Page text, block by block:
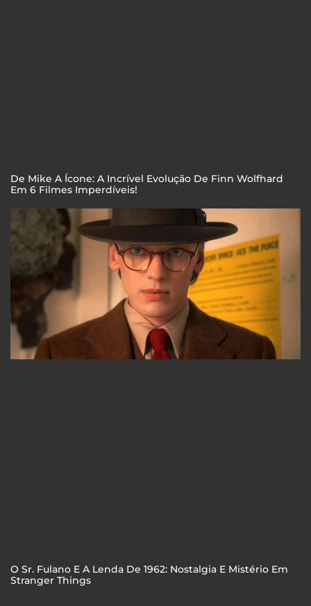
De Mike A Ícone: A Incrível Evolução De Finn Wolfhard
Em 6 Filmes Imperdíveis!
O Sr. Fulano E A Lenda De 1962: Nostalgia E Mistério Em
Stranger Things